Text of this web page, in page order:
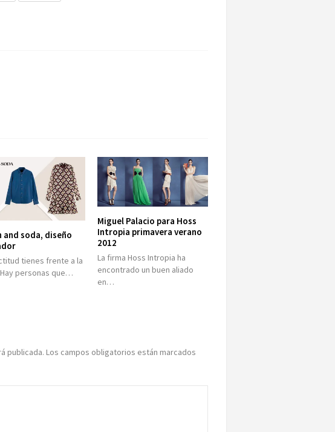
and soda, diseño
tienes frente a la
personas que…
Miguel Palacio para Hoss
Intropia primavera verano
2012
La firma Hoss Intropia ha
encontrado un buen aliado
en…
publicada. Los campos obligatorios están marcados